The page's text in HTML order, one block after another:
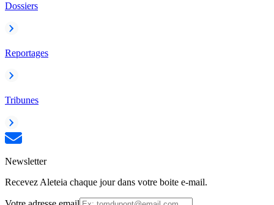
Dossiers
Reportages
Tribunes
Newsletter
Recevez Aleteia chaque jour dans votre boite e-mail.